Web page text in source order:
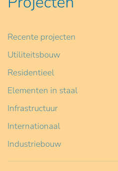
Recente projecten
Utiliteitsbouw
Residentieel
Elementen in staal
Infrastructuur
Internationaal
Industriebouw